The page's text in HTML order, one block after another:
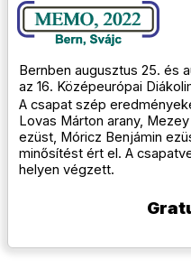
Bernben augusztus 25. és
az 16. Középeurópai
A csapat szép
Lovas Márton arany,
ezüst, Móricz Benjámin
minősítést ért el. A
helyen végzett.